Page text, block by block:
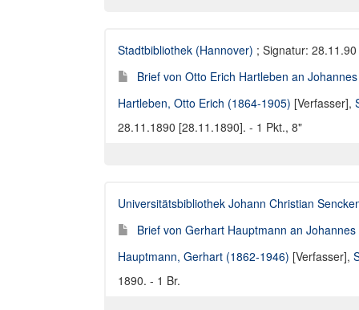
Stadtbibliothek (Hannover) ; Signatur: 28.11.90
Brief von Otto Erich Hartleben an
Hartleben, Otto Erich (1864-1905) [Verfasser],
28.11.1890 [28.11.1890]. - 1 Pkt., 8"
Universitätsbibliothek Johann Christian
Brief von Gerhart Hauptmann an
Hauptmann, Gerhart (1862-1946) [Verfasser],
1890. - 1 Br.